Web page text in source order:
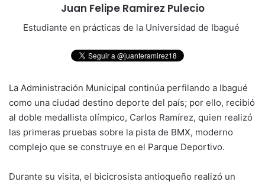
Juan Felipe Ramirez Pulecio
Estudiante en prácticas de la Universidad de Ibagué
La Administración Municipal continúa perfilando a Ibagué
como una ciudad destino deporte del país; por ello, recibió
al doble medallista olímpico, Carlos Ramírez, quien realizó
las primeras pruebas sobre la pista de BMX, moderno
complejo que se construye en el Parque Deportivo.
Durante su visita, el bicicrosista antioqueño realizó un